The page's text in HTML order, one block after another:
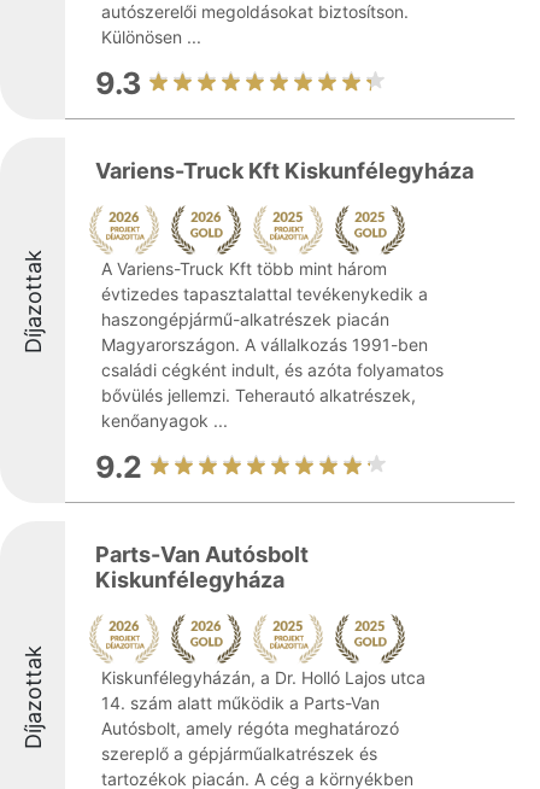
autószerelői megoldásokat biztosítson.
Különösen ...
9.3
Díjazottak
Variens-Truck Kft Kiskunfélegyháza
A Variens-Truck Kft több mint három
évtizedes tapasztalattal tevékenykedik a
haszongépjármű-alkatrészek piacán
Magyarországon. A vállalkozás 1991-ben
családi cégként indult, és azóta folyamatos
bővülés jellemzi. Teherautó alkatrészek,
kenőanyagok ...
9.2
Díjazottak
Parts-Van Autósbolt
Kiskunfélegyháza
Kiskunfélegyházán, a Dr. Holló Lajos utca
14. szám alatt működik a Parts-Van
Autósbolt, amely régóta meghatározó
szereplő a gépjárműalkatrészek és
tartozékok piacán. A cég a környékben